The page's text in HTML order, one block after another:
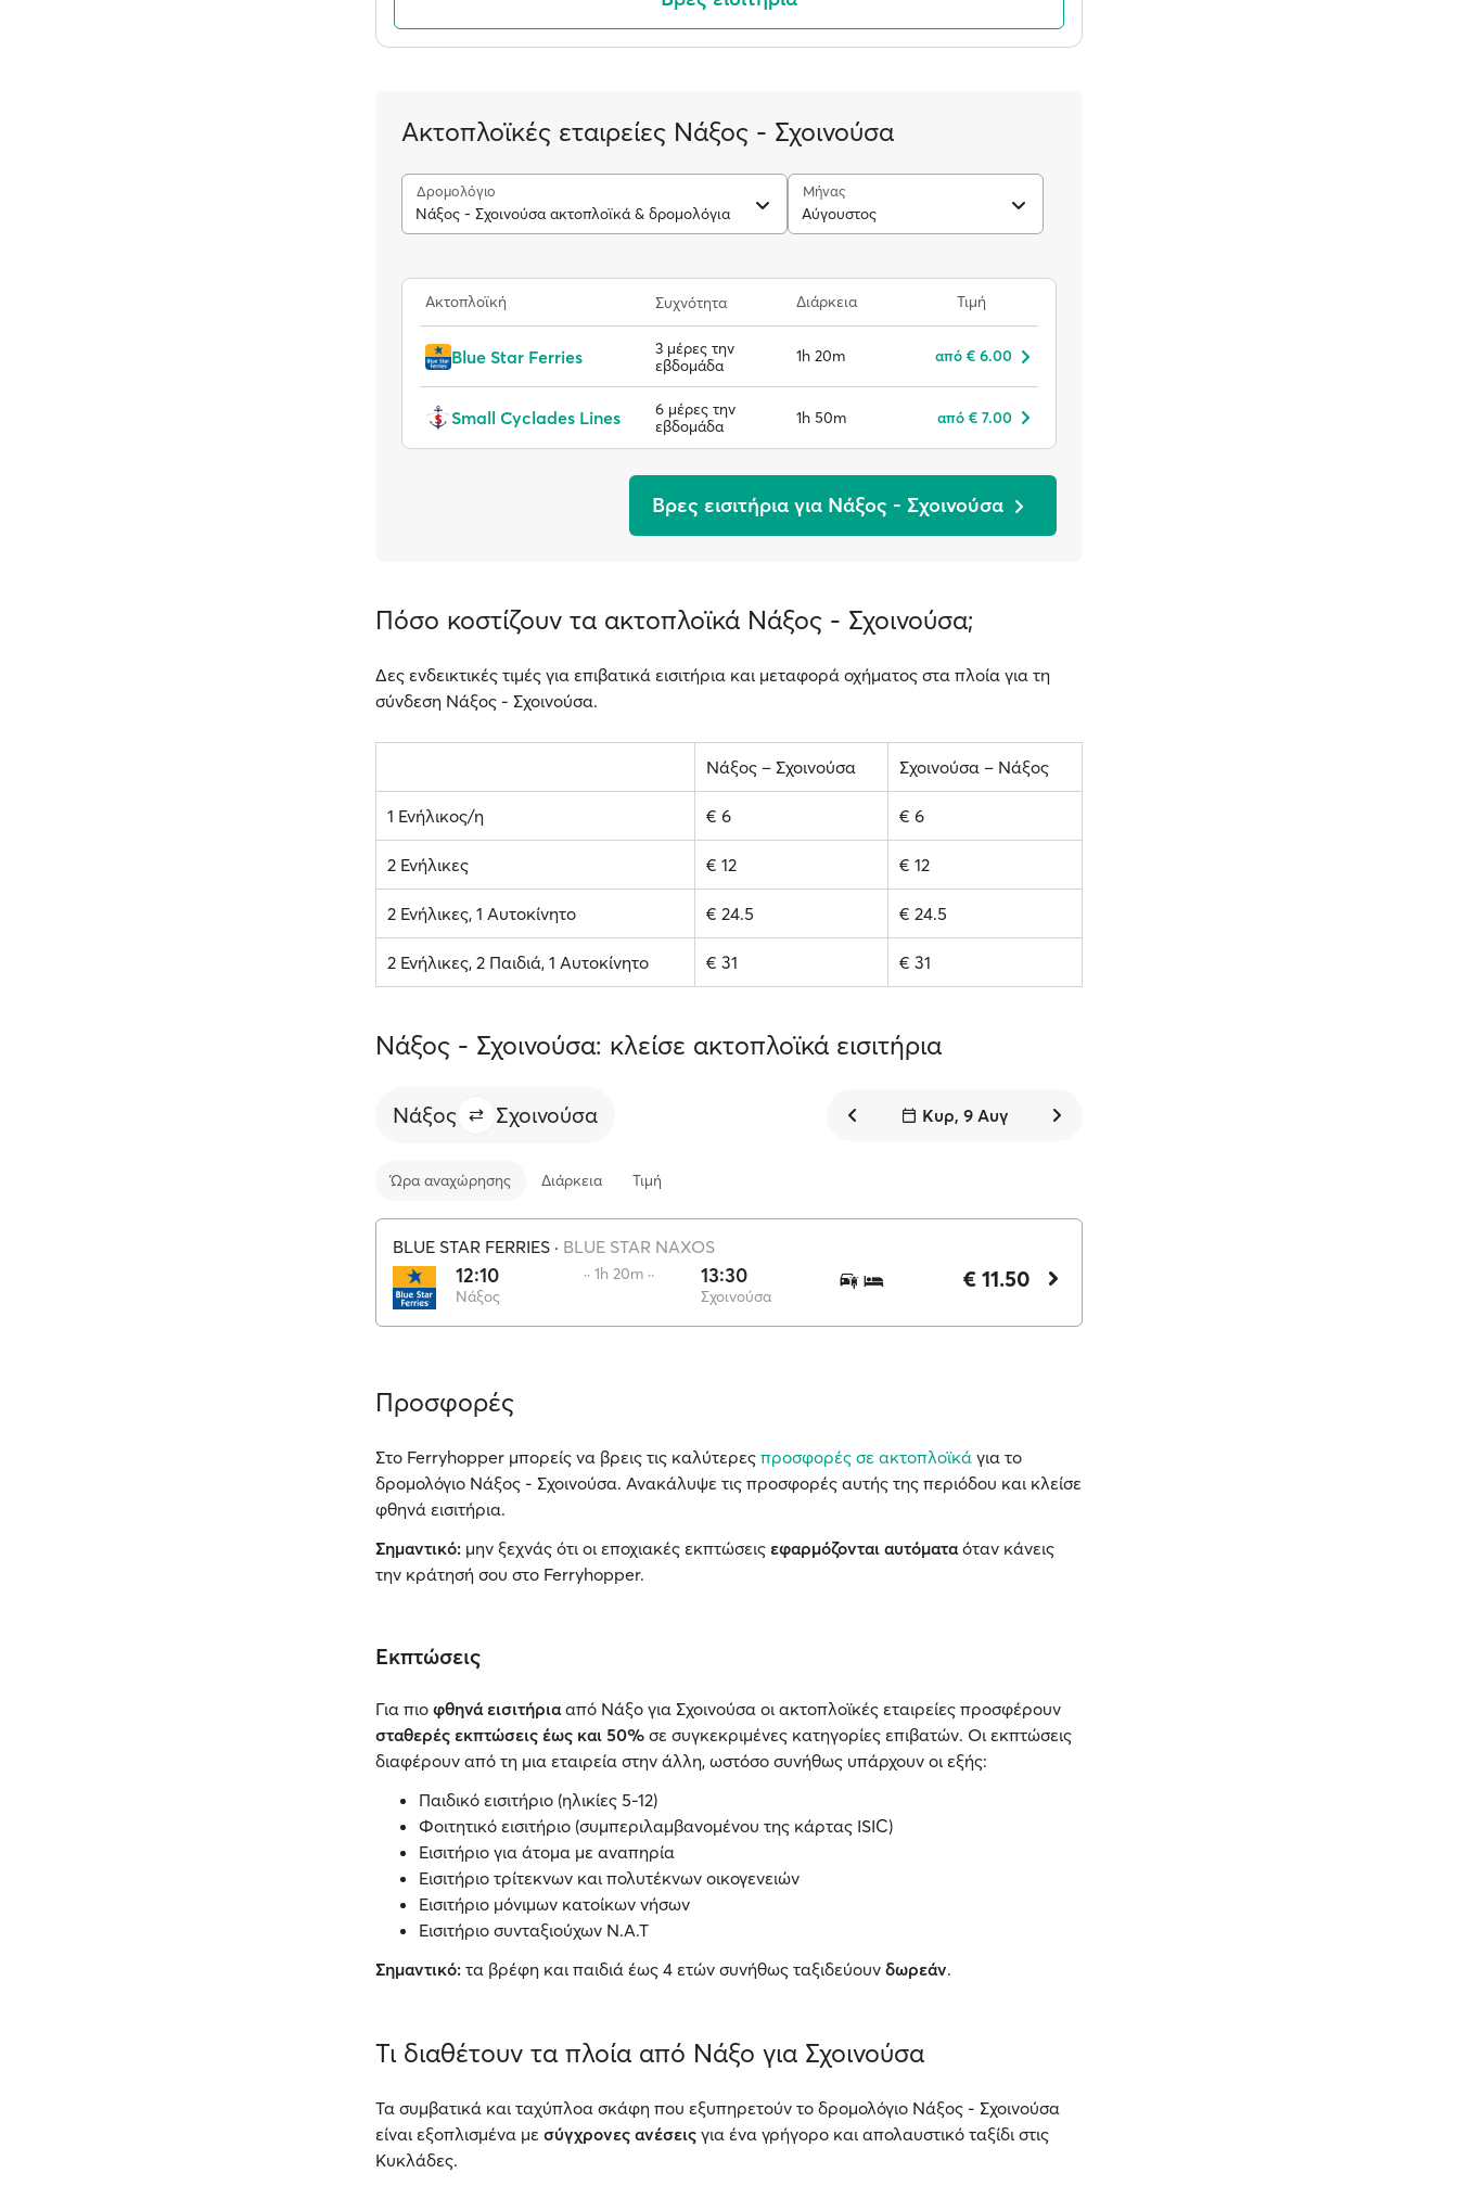
Ακτοπλοϊκές εταιρείες Νάξος - Σχοινούσα
Δρομολόγιο
Νάξος - Σχοινούσα ακτοπλοϊκά & δρομολόγια
Μήνας
Αύγουστος
Ακτοπλοϊκή Συχνότητα Διάρκεια Τιμή
Blue Star Ferries
3 μέρες την
εβδομάδα
1h 20m από € 6.00
Small Cyclades Lines
6 μέρες την
εβδομάδα
1h 50m από € 7.00
Βρες εισιτήρια για Νάξος - Σχοινούσα
Πόσο κοστίζουν τα ακτοπλοϊκά Νάξος - Σχοινούσα;
Δες ενδεικτικές τιμές για επιβατικά εισιτήρια και μεταφορά οχήματος στα πλοία για τη
σύνδεση Νάξος - Σχοινούσα.
Νάξος – Σχοινούσα Σχοινούσα – Νάξος
1 Ενήλικος/η € 6 € 6
2 Ενήλικες € 12 € 12
2 Ενήλικες, 1 Αυτοκίνητο € 24.5 € 24.5
2 Ενήλικες, 2 Παιδιά, 1 Αυτοκίνητο € 31 € 31
Νάξος - Σχοινούσα: κλείσε ακτοπλοϊκά εισιτήρια
Νάξος Σχοινούσα Κυρ, 9 Αυγ
Ώρα αναχώρησης Διάρκεια Τιμή
BLUE STAR FERRIES · BLUE STAR NAXOS
12:10
Νάξος
·· 1h 20m ·· 13:30
Σχοινούσα
€ 11.50
Προσφορές
Στο Ferryhopper μπορείς να βρεις τις καλύτερες προσφορές σε ακτοπλοϊκά για το
δρομολόγιο Νάξος - Σχοινούσα. Ανακάλυψε τις προσφορές αυτής της περιόδου και κλείσε
φθηνά εισιτήρια.
Σημαντικό: μην ξεχνάς ότι οι εποχιακές εκπτώσεις εφαρμόζονται αυτόματαόταν κάνεις
την κράτησή σου στο Ferryhopper.
Εκπτώσεις
Για πιο φθηνά εισιτήριααπό Νάξο για Σχοινούσα οι ακτοπλοϊκές εταιρείες προσφέρουν
σταθερές εκπτώσεις έως και 50% σε συγκεκριμένες κατηγορίες επιβατών. Οι εκπτώσεις
διαφέρουν από τη μια εταιρεία στην άλλη, ωστόσο συνήθως υπάρχουν οι εξής:
Παιδικό εισιτήριο (ηλικίες 5-12)
Φοιτητικό εισιτήριο (συμπεριλαμβανομένου της κάρτας ISIC)
Εισιτήριο για άτομα με αναπηρία
Εισιτήριο τρίτεκνων και πολυτέκνων οικογενειών
Εισιτήριο μόνιμων κατοίκων νήσων
Εισιτήριο συνταξιούχων Ν.Α.Τ
Σημαντικό: τα βρέφη και παιδιά έως 4 ετών συνήθως ταξιδεύουν δωρεάν.
Τι διαθέτουν τα πλοία από Νάξο για Σχοινούσα
Τα συμβατικά και ταχύπλοα σκάφη που εξυπηρετούν το δρομολόγιο Νάξος - Σχοινούσα
είναι εξοπλισμένα με σύγχρονες ανέσεις για ένα γρήγορο και απολαυστικό ταξίδι στις
Κυκλάδες.